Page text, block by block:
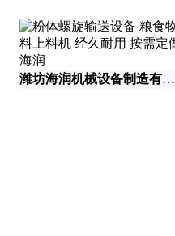
潍坊海润机械设备制造有限公司